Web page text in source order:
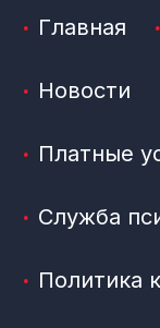
Главная
Новости
Платные
Служба
Политика